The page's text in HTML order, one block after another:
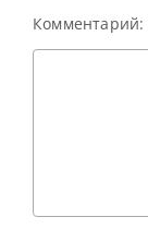
Комментарий: